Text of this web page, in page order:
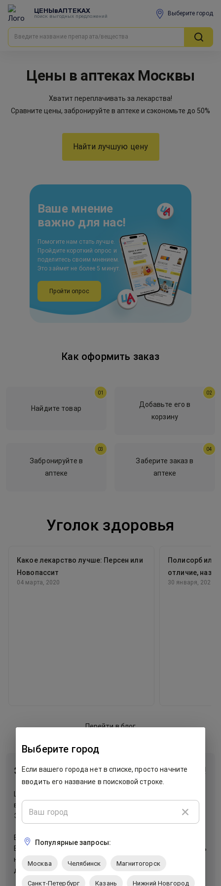
ЦЕНЫвАПТЕКАХ
поиск выгодных предложений Выберите город
Цены в аптеках Москвы
Хватит переплачивать за лекарства!
Сравните цены, забронируйте в аптеке и сэкономьте до 50%
Найти лучшую цену
Ваше мнение
важно для нас!
Помогите нам стать лучше.
Пройдите короткий опрос и
поделитесь своим мнением.
Это займет не более 5 минут.
Пройти опрос
Как оформить заказ
Найдите товар
01
Добавьте его в
корзину
02
Забронируйте в
аптеке
03
Заберите заказ в
аптеке
04
Уголок здоровья
Какое лекарство лучше: Персен или
Новопассит
04 марта, 2020
Полисорб или
отличие,
30 января, 2020
Перейти в блог
Экономьте время и покупайте дешевле!
вам сэкономить время и деньги при покупке в аптеках.
Экономьте до 50% с помощью нашего сервиса.
Вся необходимая информация собрана в одном месте.
Вы можете сравнить предложения аптек, забронировать
нужный товар на нашем сайте и забрать его в удобной
для вас аптеке.
Выберите город
Если вашего города нет в списке, просто начните
вводить его название в поисковой строке.
Популярные запросы:
Москва Челябинск Магнитогорск
Санкт-Петербург Казань Нижний Новгород